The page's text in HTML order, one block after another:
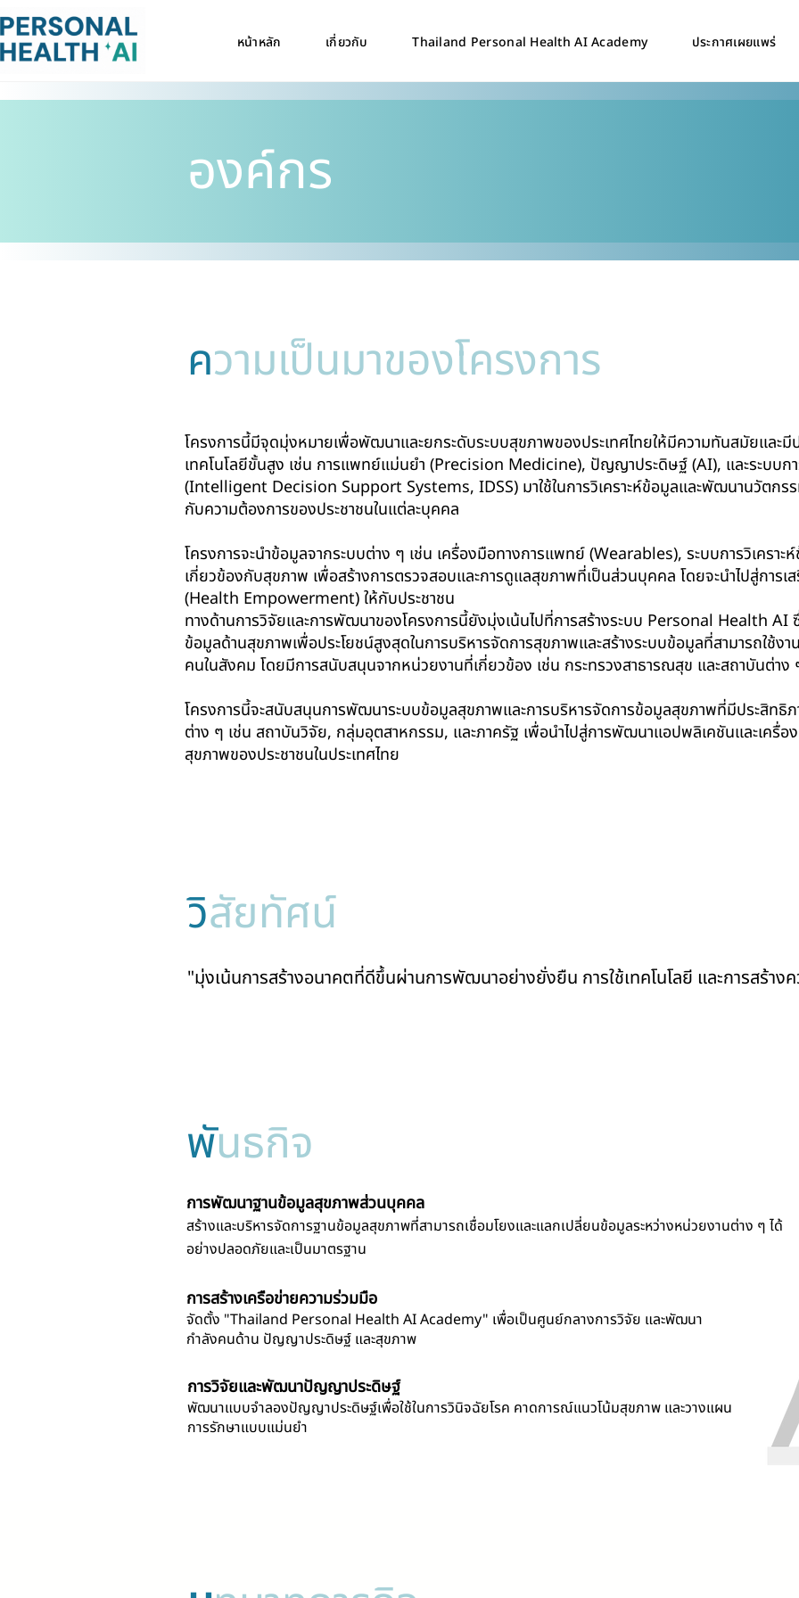
หน้าหลัก เกี่ยวกับ Thailand Personal Health AI Academy ประกาศเผยแพร่
องค์กร
ความเป็นมาของโครงการ
โครงการนี้มีจุดมุ่งหมายเพื่อพัฒนาและยกระดับระบบสุขภาพของประเทศไทยให้มีความทันสมัยและ
เทคโนโลยีขั้นสูง เช่น การแพทย์แม่นยำ (Precision Medicine), ปัญญาประดิษฐ์ (AI), และระบบก
(Intelligent Decision Support Systems, IDSS) มาใช้ในการวิเคราะห์ข้อมูลและพัฒนานวัตกร
กับความต้องการของประชาชนในแต่ละบุคคล
โครงการจะนำข้อมูลจากระบบต่าง ๆ เช่น เครื่องมือทางการแพทย์ (Wearables), ระบบการวิเครา
เกี่ยวข้องกับสุขภาพ เพื่อสร้างการตรวจสอบและการดูแลสุขภาพที่เป็นส่วนบุคคล โดยจะนำไปสู่การเ
(Health Empowerment) ให้กับประชาชน
ทางด้านการวิจัยและการพัฒนาของโครงการนี้ยังมุ่งเน้นไปที่การสร้างระบบ Personal Health AI
ข้อมูลด้านสุขภาพเพื่อประโยชน์สูงสุดในการบริหารจัดการสุขภาพและสร้างระบบข้อมูลที่สามารถใช้ง
คนในสังคม โดยมีการสนับสนุนจากหน่วยงานที่เกี่ยวข้อง เช่น กระทรวงสาธารณสุข และสถาบันต่าง
โครงการนี้จะสนับสนุนการพัฒนาระบบข้อมูลสุขภาพและการบริหารจัดการข้อมูลสุขภาพที่มีประสิท
ต่าง ๆ เช่น สถาบันวิจัย, กลุ่มอุตสาหกรรม, และภาครัฐ เพื่อนำไปสู่การพัฒนาแอปพลิเคชันและเครื่อง
สุขภาพของประชาชนในประเทศไทย
วิสัยทัศน์
"มุ่งเน้นการสร้างอนาคตที่ดีขึ้นผ่านการพัฒนาอย่างยั่งยืน การใช้เทคโนโลยี และการสร้าง
พันธกิจ
การพัฒนาฐานข้อมูลสุขภาพส่วนบุคคล
สร้างและบริหารจัดการฐานข้อมูลสุขภาพที่สามารถเชื่อมโยงและแลกเปลี่ยนข้อมูลระหว่างหน่วยงานต่าง ๆ ได้
อย่างปลอดภัยและเป็นมาตรฐาน
การสร้างเครือข่ายความร่วมมือ
จัดตั้ง "Thailand Personal Health AI Academy" เพื่อเป็นศูนย์กลางการวิจัย และพัฒนา
กำลังคนด้าน ปัญญาประดิษฐ์ และสุขภาพ
การวิจัยและพัฒนาปัญญาประดิษฐ์
พัฒนาแบบจำลองปัญญาประดิษฐ์เพื่อใช้ในการวินิจฉัยโรค คาดการณ์แนวโน้มสุขภาพ และวางแผน
การรักษาแบบแม่นยำ